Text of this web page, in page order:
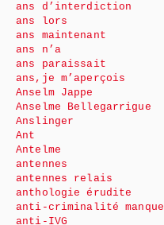
ans d’interdiction
ans lors
ans maintenant
ans n’a
ans paraissait
ans,je m’aperçois
Anselm Jappe
Anselme Bellegarrigue
Anslinger
Ant
Antelme
antennes
antennes relais
anthologie érudite
anti-criminalité manque
anti-IVG